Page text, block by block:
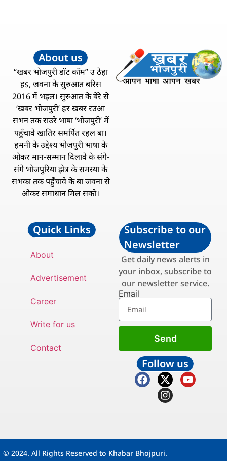
About us
“खबर भोजपुरी डॉट कॉम” उ ठेहा
हs, जवना के सुरुआत बरिस
2016 में भइल। सुरुआत के बेरे से
‘खबर भोजपुरी’ हर खबर रउआ
सभन तक राउरे भाषा ‘भोजपुरी’ में
पहुँचावे खातिर समर्पित रहल बा।
हमनी के उद्देश्य भोजपुरी भाषा के
ओकर मान-सम्मान दिलावे के संगे-
संगे भोजपुरिया झेत्र के समस्या के
सभका तक पहुँचावे के बा जवना से
ओकर समाधान मिल सको।
Quick Links
About
Advertisement
Career
Write for us
Contact
Subscribe to our
Newsletter
Get daily news alerts in
your inbox, subscribe to
our newsletter service.
Email
Send
Follow us
© 2024. All Rights Reserved to Khabar Bhojpuri.